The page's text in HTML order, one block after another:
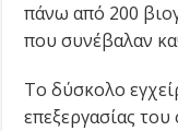
πάνω από 200
που συνέβαλαν
Το δύσκολο
επεξεργασίας